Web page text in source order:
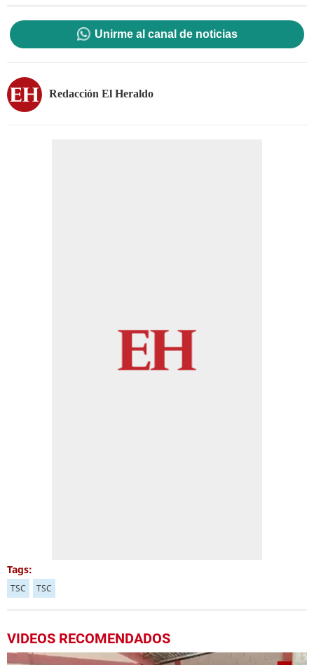
Unirme al canal de noticias
Redacción El Heraldo
Tags:
TSC TSC
VIDEOS RECOMENDADOS